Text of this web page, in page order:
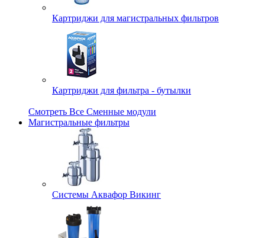
Картриджи для магистральных фильтров
Картриджи для фильтра - бутылки
Смотреть Все Сменные модули
Магистральные фильтры
Системы Аквафор Викинг